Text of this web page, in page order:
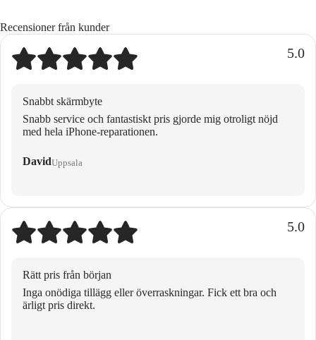
Recensioner från kunder
5.0
Snabbt skärmbyte
Snabb service och fantastiskt pris gjorde mig otroligt nöjd
med hela iPhone-reparationen.
DavidUppsala
5.0
Rätt pris från början
Inga onödiga tillägg eller överraskningar. Fick ett bra och
ärligt pris direkt.